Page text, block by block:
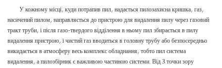
У кожному місці, куди потрапив пил, надається пилозахисна кришка, газ,
насичений пилом, направляється до пристрою для видалення пилу через газовий
тракт труби, і після газо-твердого відділення в ньому пил збирається в пилу
видалення пристрою, і чистий газ вводиться в головну трубу або безпосередньо
викидається в атмосферу весь комплекс обладнання, тобто пил система
видалення, а пилозбірник є важливою частиною системи. Від З точки зору